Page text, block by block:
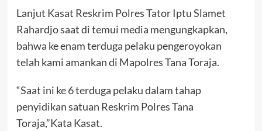
Lanjut Kasat Reskrim Polres Tator Iptu Slamet
Rahardjo saat di temui media mengungkapkan,
bahwa ke enam terduga pelaku pengeroyokan
telah kami amankan di Mapolres Tana Toraja.
“Saat ini ke 6 terduga pelaku dalam tahap
penyidikan satuan Reskrim Polres Tana
Toraja,”Kata Kasat.